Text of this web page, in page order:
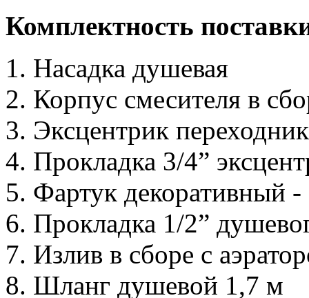
Комплектность
Насадка душевая
Корпус смесителя в
Эксцентрик
Прокладка 3/4”
Фартук декоративный
Прокладка 1/2”
Излив в сборе с
Шланг душевой 1,7 м